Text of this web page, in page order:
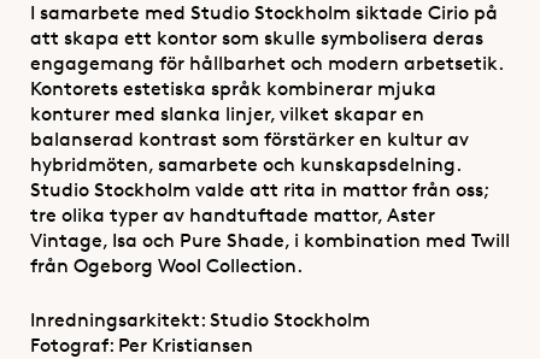
I samarbete med Studio Stockholm siktade Cirio på
att skapa ett kontor som skulle symbolisera deras
engagemang för hållbarhet och modern arbetsetik.
Kontorets estetiska språk kombinerar mjuka
konturer med slanka linjer, vilket skapar en
balanserad kontrast som förstärker en kultur av
hybridmöten, samarbete och kunskapsdelning.
Studio Stockholm valde att rita in mattor från oss;
tre olika typer av handtuftade mattor, Aster
Vintage, Isa och Pure Shade, i kombination med Twill
från Ogeborg Wool Collection.
Inredningsarkitekt: Studio Stockholm
Fotograf: Per Kristiansen